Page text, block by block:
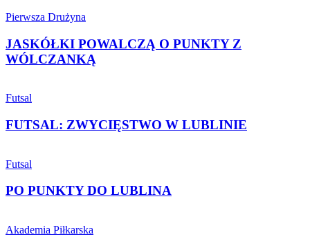
POWALCZĄ
PUNKTY
Z
WÓLCZANKĄ
Pierwsza Drużyna
JASKÓŁKI POWALCZĄ O PUNKTY Z
WÓLCZANKĄ
ZWYCIĘSTWO
LUBLINIE
Futsal
FUTSAL: ZWYCIĘSTWO W LUBLINIE
PUNKTY
LUBLINA
Futsal
PO PUNKTY DO LUBLINA
2008
Akademia Piłkarska